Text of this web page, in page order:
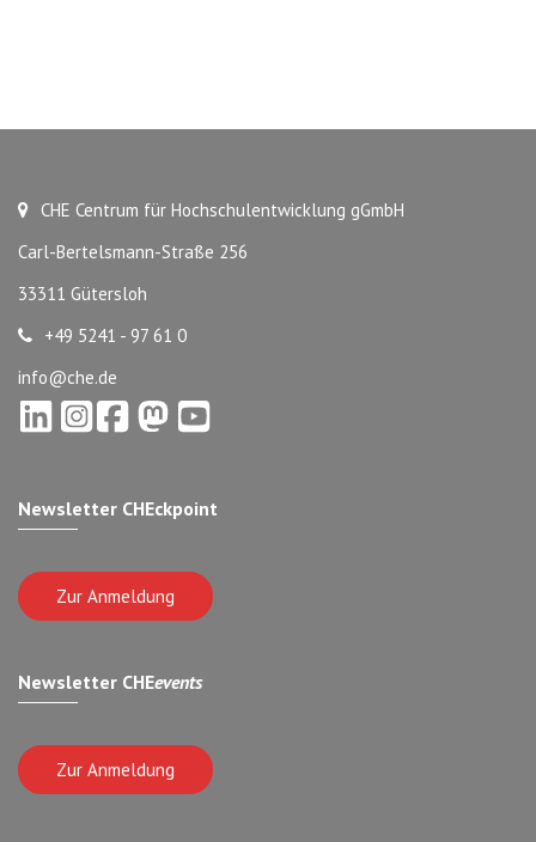
CHE Centrum für Hochschulentwicklung gGmbH
Carl-Bertelsmann-Straße 256
33311 Gütersloh
+49 5241 - 97 61 0
info@che.de
Newsletter CHEckpoint
Zur Anmeldung
Newsletter CHEevents
Zur Anmeldung